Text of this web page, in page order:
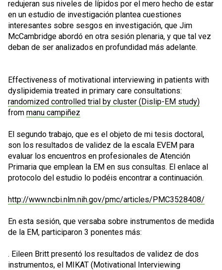
redujeran sus niveles de lípidos por el mero hecho de estar
en un estudio de investigación plantea cuestiones
interesantes sobre sesgos en investigación, que Jim
McCambridge abordó en otra sesión plenaria, y que tal vez
deban de ser analizados en profundidad más adelante.
Effectiveness of motivational interviewing in patients with
dyslipidemia treated in primary care consultations:
randomized controlled trial by cluster (Dislip-EM study)
from manu campiñez
El segundo trabajo, que es el objeto de mi tesis doctoral,
son los resultados de validez de la escala EVEM para
evaluar los encuentros en profesionales de Atención
Primaria que emplean la EM en sus consultas. El enlace al
protocolo del estudio lo podéis encontrar a continuación.
http://www.ncbi.nlm.nih.gov/pmc/articles/PMC3528408/
En esta sesión, que versaba sobre instrumentos de medida
de la EM, participaron 3 ponentes más:
. Eileen Britt presentó los resultados de validez de dos
instrumentos, el MIKAT (Motivational Interviewing